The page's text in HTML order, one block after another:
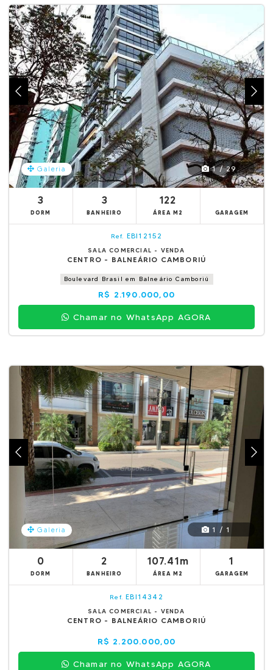
Galeria 1 / 29
3
DORM
3
BANHEIRO
122
ÁREA M2 GARAGEM
Ref. EBI12152
SALA COMERCIAL - VENDA
CENTRO - BALNEÁRIO CAMBORIÚ
Boulevard Brasil em Balneário Camboriú
R$ 2.190.000,00
Chamar no WhatsApp AGORA
Galeria 1 / 1
0
DORM
2
BANHEIRO
107.41m
ÁREA M2
1
GARAGEM
Ref. EBI14342
SALA COMERCIAL - VENDA
CENTRO - BALNEÁRIO CAMBORIÚ
R$ 2.200.000,00
Chamar no WhatsApp AGORA